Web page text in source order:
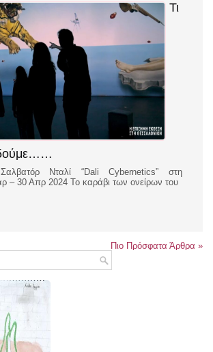
Τι
Νταλί “Dali Cybernetics” στη
– 30 Απρ 2024 Το καράβι των ονείρων του
Πιο Πρόσφατα Άρθρα »